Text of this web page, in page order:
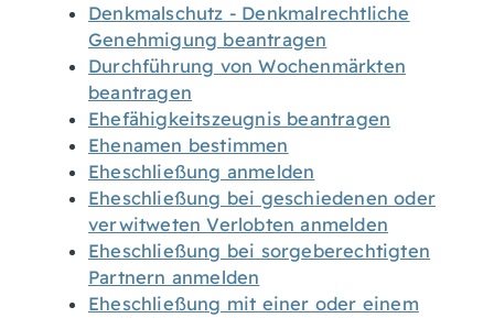
Denkmalschutz - Denkmalrechtliche
Genehmigung beantragen
Durchführung von Wochenmärkten
beantragen
Ehefähigkeitszeugnis beantragen
Ehenamen bestimmen
Eheschließung anmelden
Eheschließung bei geschiedenen oder
verwitweten Verlobten anmelden
Eheschließung bei sorgeberechtigten
Partnern anmelden
Eheschließung mit einer oder einem